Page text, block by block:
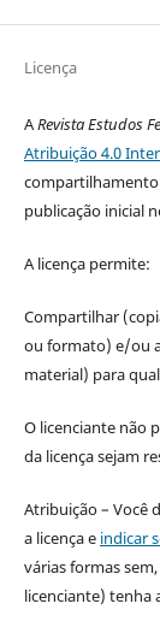
Licença
ARevista Estudos
Atribuição 4.0
publicação inicial
A licença permite:
Compartilhar
ou formato) e/ou
material) para
O licenciante não
da licença sejam
Atribuição – Você
a licença e indicar
várias formas
licenciante) tenha